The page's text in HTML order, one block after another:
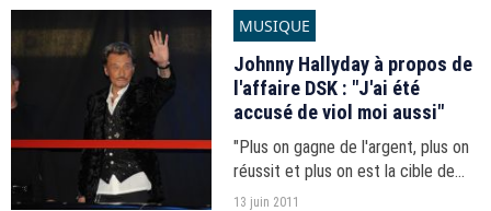
MUSIQUE
Johnny Hallyday à propos de
l'affaire DSK : "J'ai été
accusé de viol moi aussi"
"Plus on gagne de l'argent, plus on
réussit et plus on est la cible de
critiques odieuses" a-t-il expliqué à
13 juin 2011